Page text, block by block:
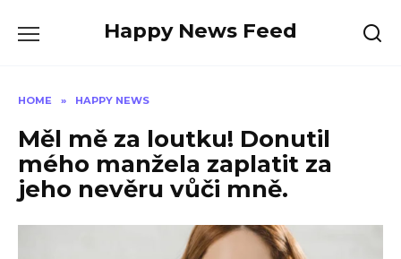
Happy News Feed
HOME » HAPPY NEWS
Měl mě za loutku! Donutil
mého manžela zaplatit za
jeho nevěru vůči mně.